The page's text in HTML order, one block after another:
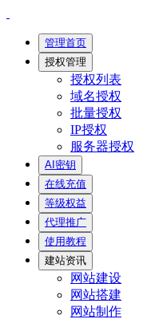
管理首页
授权管理
授权列表
域名授权
批量授权
IP授权
服务器授权
AI密钥
在线充值
等级权益
代理推广
使用教程
建站资讯
网站建设
网站搭建
网站制作